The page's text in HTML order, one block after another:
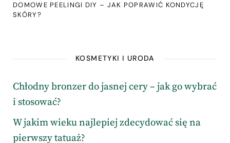
DOMOWE PEELINGI DIY – JAK POPRAWIĆ KONDYCJĘ
SKÓRY?
KOSMETYKI I URODA
Chłodny bronzer do jasnej cery – jak go wybrać
i stosować?
W jakim wieku najlepiej zdecydować się na
pierwszy tatuaż?